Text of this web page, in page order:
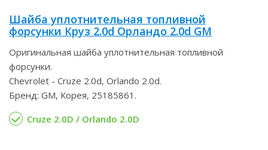
Шайба уплотнительная топливной
форсунки Круз 2.0d Орландо 2.0d GM
Оригинальная шайба уплотнительная топливной
форсунки.
Chevrolet - Cruze 2.0d, Orlando 2.0d.
Бренд: GM, Корея, 25185861.
Cruze 2.0D / Orlando 2.0D